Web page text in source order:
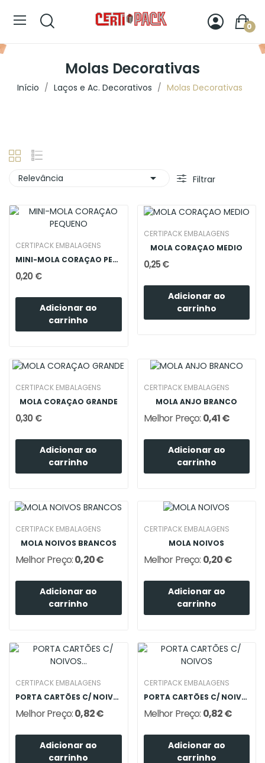
0
Molas Decorativas
Início Laços e Ac. Decorativos Molas Decorativas
Relevância  Filtrar
CERTIPACK EMBALAGENS
MINI-MOLA CORAÇAO PEQUENO
0,20 €
Adicionar ao
carrinho
CERTIPACK EMBALAGENS
MOLA CORAÇAO MEDIO
0,25 €
Adicionar ao
carrinho
CERTIPACK EMBALAGENS
MOLA CORAÇAO GRANDE
0,30 €
Adicionar ao
carrinho
CERTIPACK EMBALAGENS
MOLA ANJO BRANCO
Melhor Preço: 0,41 €
Adicionar ao
carrinho
CERTIPACK EMBALAGENS
MOLA NOIVOS BRANCOS
Melhor Preço:0,20 €
Adicionar ao
carrinho
CERTIPACK EMBALAGENS
MOLA NOIVOS
Melhor Preço: 0,20 €
Adicionar ao
carrinho
CERTIPACK EMBALAGENS
PORTA CARTÕES C/ NOIVOS BRANCOS
Melhor Preço:0,82 €
Adicionar ao
carrinho
CERTIPACK EMBALAGENS
PORTA CARTÕES C/ NOIVOS
Melhor Preço: 0,82 €
Adicionar ao
carrinho